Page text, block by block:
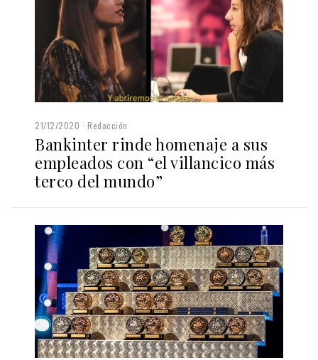
21/12/2020 Redacción
Bankinter rinde homenaje a sus
empleados con “el villancico más
terco del mundo”